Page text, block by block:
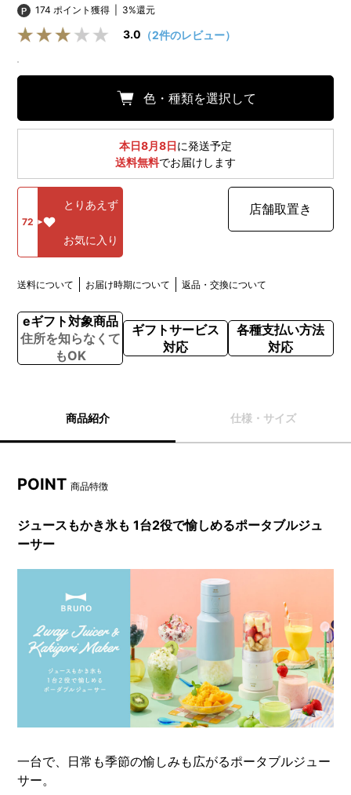
174 ポイント獲得
3%還元
3.0 （2件のレビュー）
色・種類を選択して
本日8月8日に発送予定
送料無料でお届けします
72
とりあえず
お気に入り
店舗取置き
送料について お届け時期について 返品・交換について
eギフト対象商品
住所を知らなくて
もOK
ギフトサービス
対応
各種支払い方法
対応
商品紹介 仕様・サイズ
POINT商品特徴
ジュースもかき氷も 1台2役で愉しめるポータブルジュ
ーサー
一台で、日常も季節の愉しみも広がるポータブルジュー
サー。